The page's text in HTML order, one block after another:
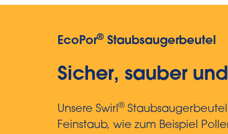
EcoPor® Staubsaugerbeutel
Sicher, sauber
Unsere Swirl®
Feinstaub, wie zum Beispiel